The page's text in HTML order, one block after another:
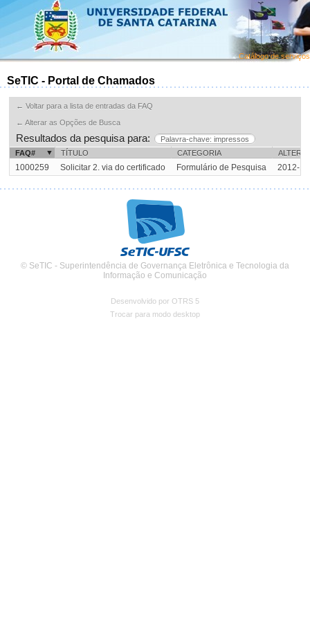
Catálogo de serviços
SeTIC - Portal de Chamados
← Voltar para a lista de entradas da FAQ
← Alterar as Opções de Busca
Resultados da pesquisa para:
Palavra-chave: impressos
FAQ#
TÍTULO CATEGORIA
1000259 Solicitar 2. via do certificado Formulário de Pesquisa 2012-
© SeTIC - Superintendência de Governança Eletrônica e Tecnologia da
Informação e Comunicação
Desenvolvido por OTRS 5
Trocar para modo desktop